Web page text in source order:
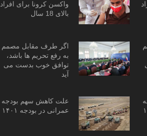
واکسن کرونا برای افراد
بالای 18 سال
اگر طرف مقابل مصمم
به رفع تحریم ها باشد،
توافق خوب بدست می
آید
علت کاهش سهم بودجه
عمرانی در بودجه ۱۴۰۱